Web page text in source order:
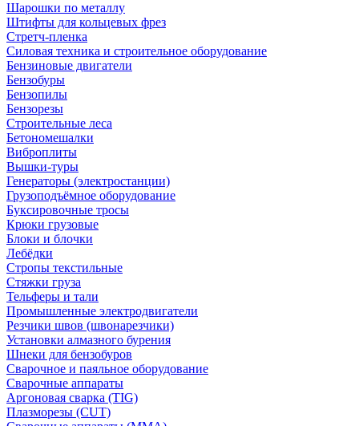
Шарошки по металлу
Штифты для кольцевых фрез
Стретч-пленка
Силовая техника и строительное оборудование
Бензиновые двигатели
Бензобуры
Бензопилы
Бензорезы
Строительные леса
Бетономешалки
Виброплиты
Вышки-туры
Генераторы (электростанции)
Грузоподъёмное оборудование
Буксировочные тросы
Крюки грузовые
Блоки и блочки
Лебёдки
Стропы текстильные
Стяжки груза
Тельферы и тали
Промышленные электродвигатели
Резчики швов (швонарезчики)
Установки алмазного бурения
Шнеки для бензобуров
Сварочное и паяльное оборудование
Сварочные аппараты
Аргоновая сварка (TIG)
Плазморезы (CUT)